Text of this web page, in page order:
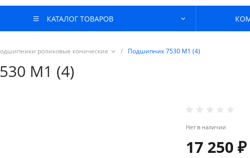
КАТАЛОГ ТОВАРОВ
роликовые конические / Подшипник 7530 М1 (4)
М1 (4)
Нет в наличии
17 250 ₽